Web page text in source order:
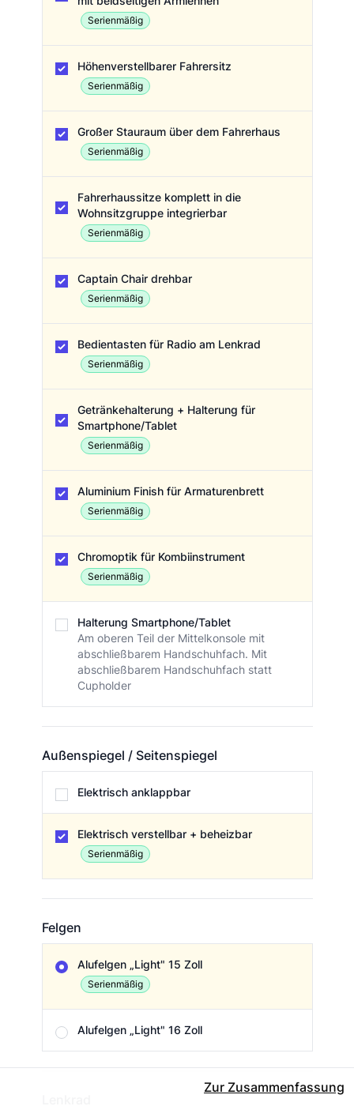
Serienmäßig
Höhenverstellbarer Fahrersitz
Serienmäßig
Großer Stauraum über dem Fahrerhaus
Serienmäßig
Fahrerhaussitze komplett in die
Wohnsitzgruppe integrierbar
Serienmäßig
Captain Chair drehbar
Serienmäßig
Bedientasten für Radio am Lenkrad
Serienmäßig
Getränkehalterung + Halterung für
Smartphone/Tablet
Serienmäßig
Aluminium Finish für Armaturenbrett
Serienmäßig
Chromoptik für Kombiinstrument
Serienmäßig
Halterung Smartphone/Tablet
Am oberen Teil der Mittelkonsole mit
abschließbarem Handschuhfach. Mit
abschließbarem Handschuhfach statt
Cupholder
Außenspiegel / Seitenspiegel
Elektrisch anklappbar
Elektrisch verstellbar + beheizbar
Serienmäßig
Felgen
Alufelgen „Light" 15 Zoll
Serienmäßig
Alufelgen „Light" 16 Zoll
Zur Zusammenfassung